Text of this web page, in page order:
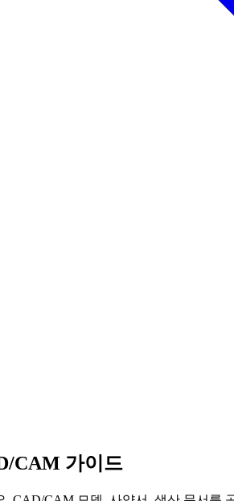
CAM 가이드